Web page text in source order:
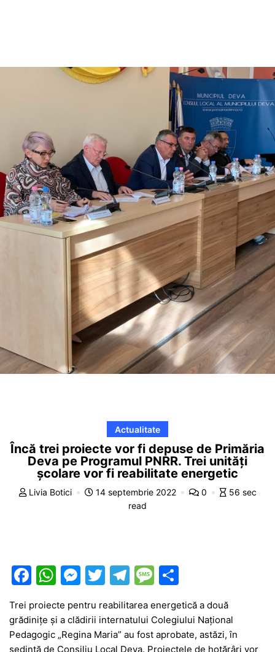
Actualitate
Încă trei proiecte vor fi depuse de Primăria
Deva pe Programul PNRR. Trei unități
școlare vor fi reabilitate energetic
Livia Botici 14 septembrie 2022 0
56 sec
read
F
c
e
W
at
s
M
s
s
T
w
itt
er
T
e
gr
M
s
s
ar
ta
je
Trei proiecte pentru reabilitarea energetică a două
grădinițe și a clădirii internatului Colegiului Național
Pedagogic „Regina Maria” au fost aprobate, astăzi, în
ședință de Consiliu Local Deva. Proiectele de hotărâri vor